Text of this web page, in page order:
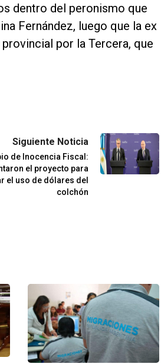
dentro del peronismo que
Fernández, luego que la ex
por la Tercera, que
Siguiente Noticia
de Inocencia Fiscal:
el proyecto para
el uso de dólares del
colchón